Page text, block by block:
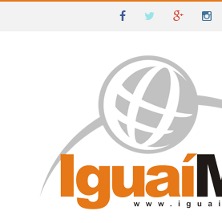
IGUAÍ E SUDOESTE DA BAHIA